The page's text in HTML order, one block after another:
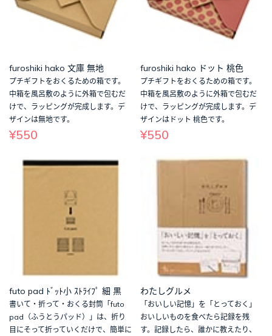
furoshiki hako 文庫 無地
プチギフトをおくるための箱です。
中箱を風呂敷のように外箱で包むだ
けで、ラッピングが完成します。デ
ザインは無地です。
¥550
furoshiki hako ドット 桃色
プチギフトをおくるための箱です。
中箱を風呂敷のように外箱で包むだ
けで、ラッピングが完成します。デ
ザインはドット 桃色です。
¥550
futo pad ﾄﾞｯﾄ小 ｽﾄﾗｲﾌﾟ 細 黒
書いて・折って・おくる封筒「futo
pad（ふうとうパッド）」は、折り
目にそって折っていくだけで、簡単に
わたしグルメ
「おいしい記憶」を「とっておく」
おいしいものを食べたら記録を残
す。記録したら、誰かに教えたり、